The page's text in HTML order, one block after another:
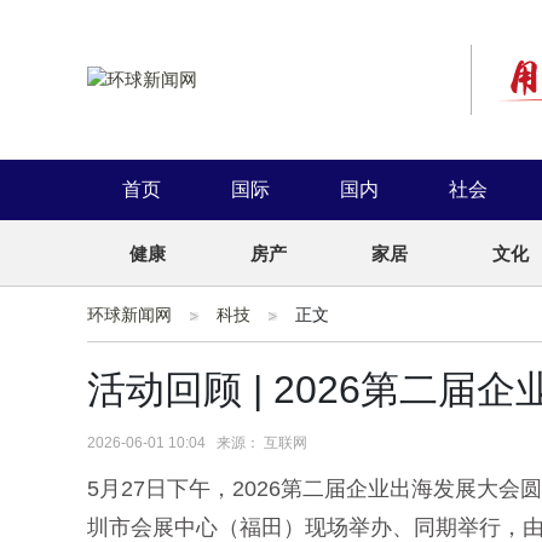
首页 国际 国内 社会
健康 房产 家居 文化
环球新闻网 科技 正文
活动回顾 | 2026第二届企
2026-06-01 10:04 来源： 互联网
5月27日下午，2026第二届企业出海发展大会
圳市会展中心（福田）现场举办、同期举行，